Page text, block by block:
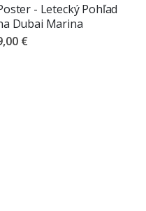
- Letecký Pohľad
Dubai Marina
€